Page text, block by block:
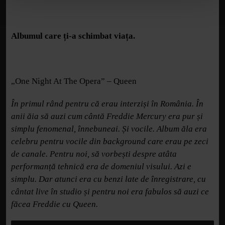
Albumul care ți-a schimbat viața.
„One Night At The Opera” – Queen
În primul rând pentru că erau interziși în România. În
anii ăia să auzi cum cântă Freddie Mercury era pur și
simplu fenomenal, înnebuneai. Și vocile. Album ăla era
celebru pentru vocile din background care erau pe zeci
de canale. Pentru noi, să vorbești despre atâta
performanță tehnică era de domeniul visului. Azi e
simplu. Dar atunci era cu benzi late de înregistrare, cu
cântat live în studio și pentru noi era fabulos să auzi ce
făcea Freddie cu Queen.